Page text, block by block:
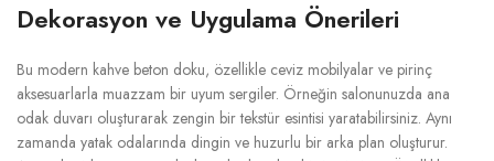
Dekorasyon ve Uygulama Önerileri
Bu modern kahve beton doku, özellikle ceviz mobilyalar ve pirinç
aksesuarlarla muazzam bir uyum sergiler. Örneğin salonunuzda ana
odak duvarı oluşturarak zengin bir tekstür esintisi yaratabilirsiniz. Aynı
zamanda yatak odalarında dingin ve huzurlu bir arka plan oluşturur.